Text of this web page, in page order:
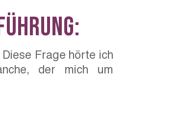
Frage hörte ich
der mich um